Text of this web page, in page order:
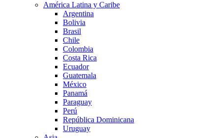
América Latina y Caribe
Argentina
Bolivia
Brasil
Chile
Colombia
Costa Rica
Ecuador
Guatemala
México
Panamá
Paraguay
Perú
República Dominicana
Uruguay